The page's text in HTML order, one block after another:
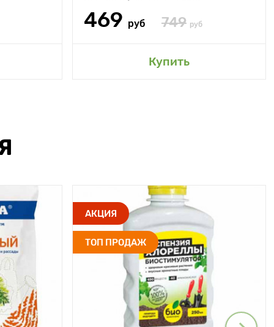
469 руб 749 руб
Купить
АКЦИЯ
ТОП ПРОДАЖ